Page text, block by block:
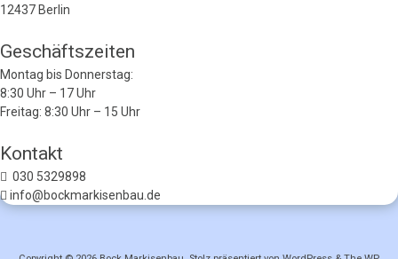
12437 Berlin
Geschäftszeiten
Montag bis Donnerstag:
8:30 Uhr – 17 Uhr
Freitag: 8:30 Uhr – 15 Uhr
Kontakt
030 5329898
info@bockmarkisenbau.de